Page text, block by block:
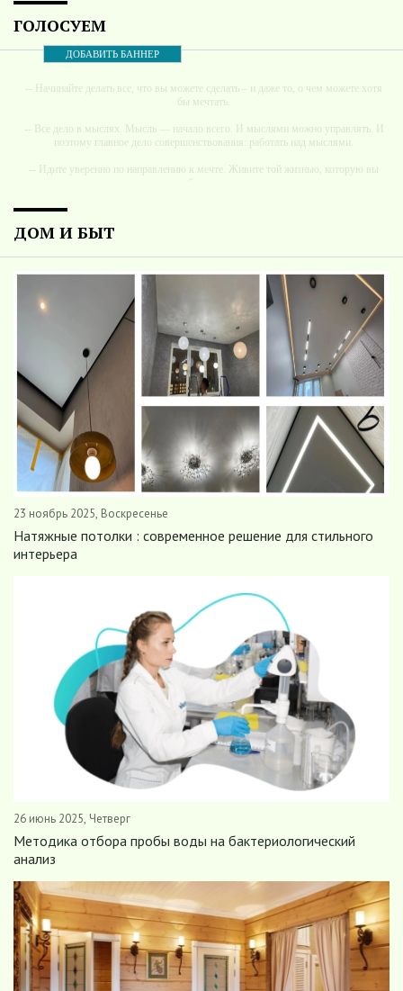
ГОЛОСУЕМ
ДОБАВИТЬ БАННЕР
-- Начинайте делать все, что вы можете сделать – и даже то, о чем можете хотя
бы мечтать.
-- Все дело в мыслях. Мысль — начало всего. И мыслями можно управлять. И
поэтому главное дело совершенствования: работать над мыслями.
-- Идите уверенно по направлению к мечте. Живите той жизнью, которую вы
-- Самое большое богатство — это ум. Самая большая нищета — глупость. Из
-- Люблю давать советы и очень не люблю, когда их дают мне.
ДОМ И БЫТ
23 ноябрь 2025, Воскресенье
Натяжные потолки : современное решение для стильного
интерьера
26 июнь 2025, Четверг
Методика отбора пробы воды на бактериологический
анализ